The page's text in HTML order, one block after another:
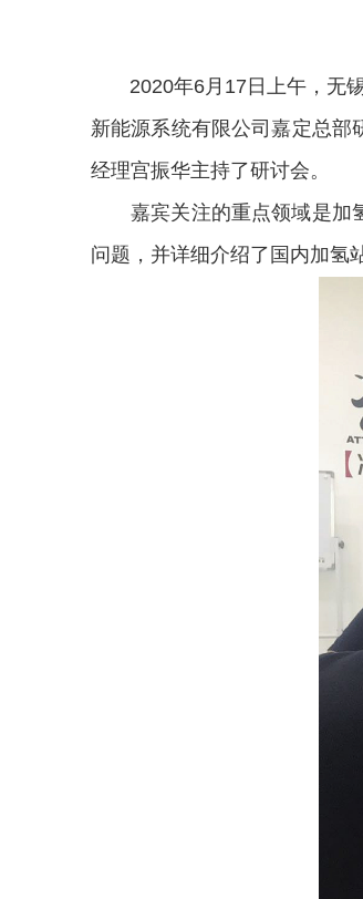
2020年6月17日上午，无锡
新能源系统有限公司嘉定总部
经理宫振华主持了研讨会。
嘉宾关注的重点领域是加氢
问题，并详细介绍了国内加氢